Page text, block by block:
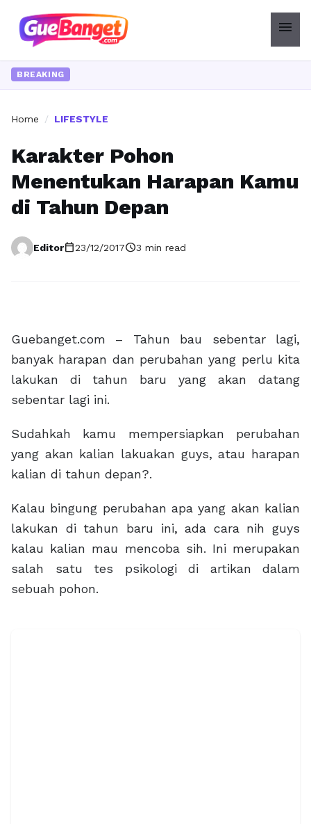
menu
BREAKING
Home / LIFESTYLE
Karakter Pohon
Menentukan Harapan Kamu
di Tahun Depan
Editorcalendar_today23/12/2017schedule3 min read
Guebanget.com – Tahun bau sebentar lagi,
banyak harapan dan perubahan yang perlu kita
lakukan di tahun baru yang akan datang
sebentar lagi ini.
Sudahkah kamu mempersiapkan perubahan
yang akan kalian lakuakan guys, atau harapan
kalian di tahun depan?.
Kalau bingung perubahan apa yang akan kalian
lakukan di tahun baru ini, ada cara nih guys
kalau kalian mau mencoba sih. Ini merupakan
salah satu tes psikologi di artikan dalam
sebuah pohon.